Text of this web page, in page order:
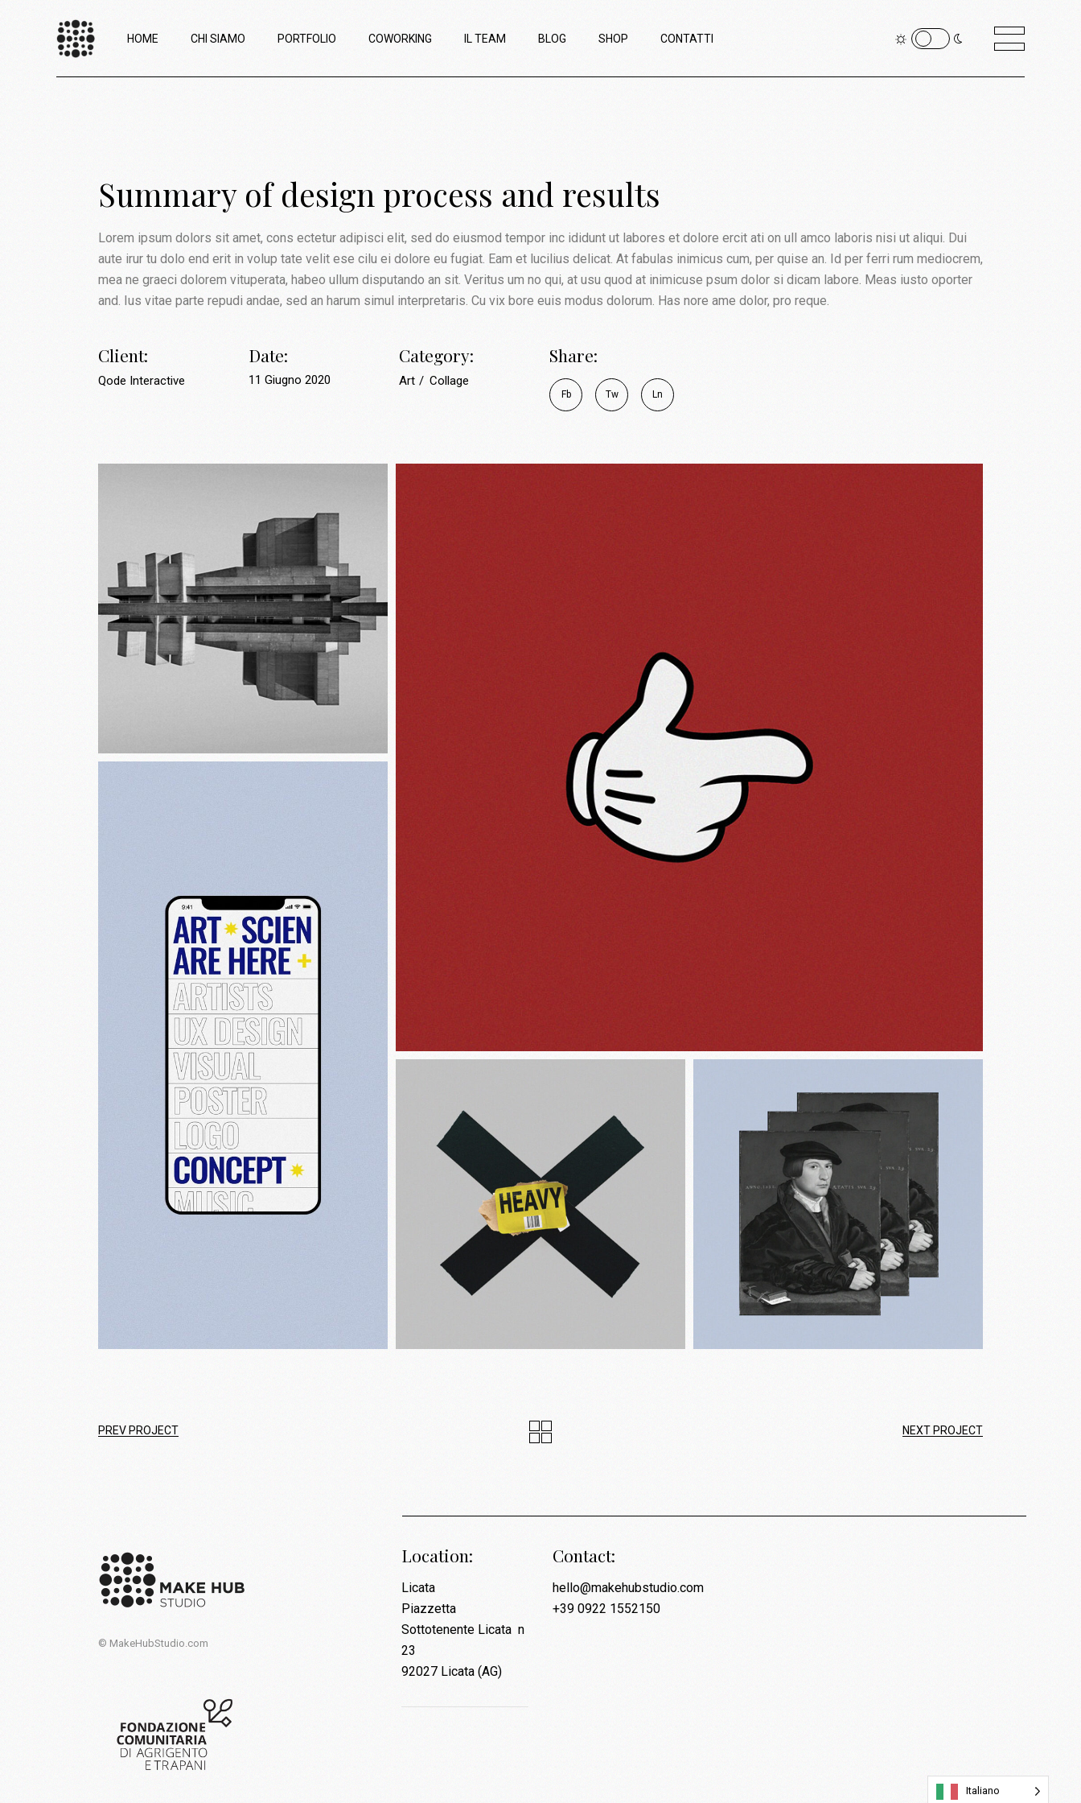
HOME CHI SIAMO PORTFOLIO COWORKING IL TEAM BLOG SHOP CONTATTI
Summary of design process and results
Lorem ipsum dolors sit amet, cons ectetur adipisci elit, sed do eiusmod tempor inc ididunt ut labores et dolore ercit ati on ull amco laboris nisi ut aliqui. Dui
aute irur tu dolo end erit in volup tate velit ese cilu ei dolore eu fugiat. Eam et lucilius delicat. At fabulas inimicus cum, per quise an. Id per ferri rum mediocrem,
mea ne graeci dolorem vituperata, habeo ullum disputando an sit. Veritus um no qui, at usu quod at inimicuse psum dolor si dicam labore. Meas iusto oporter
and. Ius vitae parte repudi andae, sed an harum simul interpretaris. Cu vix bore euis modus dolorum. Has nore ame dolor, pro reque.
Client:
Qode Interactive
Date:
11 Giugno 2020
Category:
Art Collage
Share:
Fb Tw Ln
PREV PROJECT NEXT PROJECT
© MakeHubStudio.com
Location:
Licata
Piazzetta
Sottotenente Licata n
23
92027 Licata (AG)
Contact:
hello@makehubstudio.com
+39 0922 1552150
Italiano